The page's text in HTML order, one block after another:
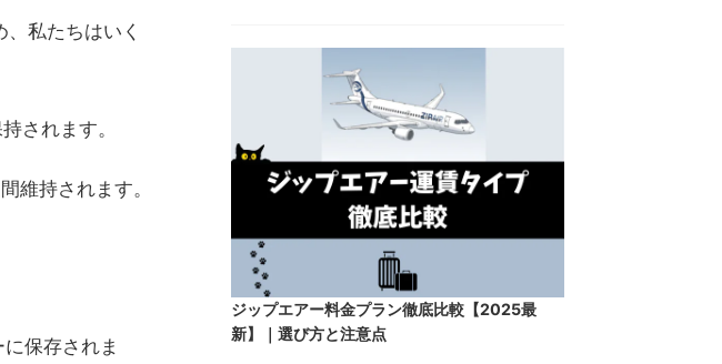
私たちはいく
されます。
維持されます。
保存されま
ジップエアー料金プラン徹底比較【2025最
新】｜選び方と注意点